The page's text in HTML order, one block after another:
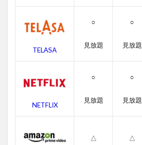
ミ
ッ
ン:
ン
ポ
ブ
の
TELASA
○
見放題
○
見放題
NETFLIX
○
見放題
○
見放題
△ △